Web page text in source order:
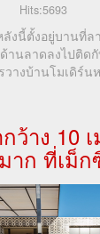
Hits:5693
งนี้ตั้งอยู่บานที่ล
านลาดลงไปติด
างบ้านโมเดิร์น
ว้าง 10
าก ที่เม็ก